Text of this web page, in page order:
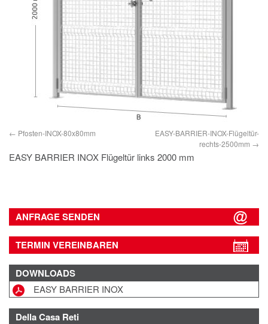
Pfosten-INOX-80x80mm
EASY-BARRIER-INOX-Flügeltür-
rechts-2500mm
EASY BARRIER INOX Flügeltür links 2000 mm
ANFRAGE SENDEN
TERMIN VEREINBAREN
DOWNLOADS
EASY BARRIER INOX
Della Casa Reti